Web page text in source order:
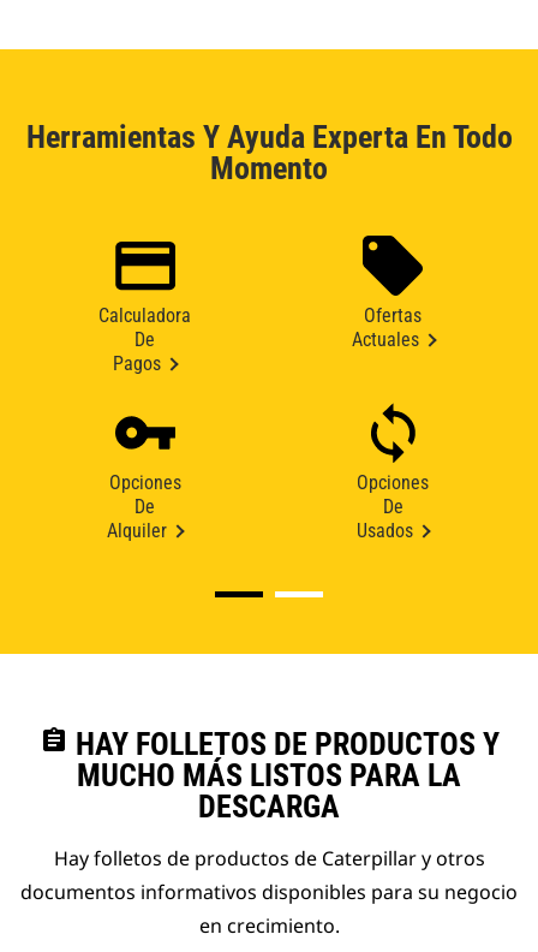
Herramientas Y Ayuda Experta En Todo
Momento
Calculadora
De
Pagos
Ofertas
Actuales
Opciones
De
Alquiler
Opciones
De
Usados
assignment HAY FOLLETOS DE PRODUCTOS Y
MUCHO MÁS LISTOS PARA LA
DESCARGA
Hay folletos de productos de Caterpillar y otros
documentos informativos disponibles para su negocio
en crecimiento.